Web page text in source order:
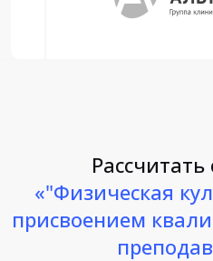
«"Физическая
присвоением